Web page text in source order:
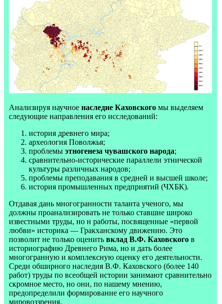
Анализируя научное наследие Каховского мы выделяем
следующие направления его исследований:
история древнего мира;
археология Поволжья;
проблемы этногенеза чувашского народа;
сравнительно-исторические параллели этнической
культуры различных народов;
проблемы преподавания в средней и высшей школе;
история промышленных предприятий (ЧХБК).
Отдавая дань многогранности таланта ученого, мы
должны проанализировать не только ставшие широко
известными труды, но н работы, посвященные «первой
любви» историка — Гракханскому движению. Это
позволит не только оценить вклад В.Ф. Каховского в
историографию Древнего Рима, но и дать более
многогранную и комплексную оценку его деятельности.
Среди обширного наследия В.Ф. Каховского (более 140
работ) труды по всеобщей истории занимают сравнительно
скромное место, но они, по нашему мнению,
предопределили формирование его научного
мировоззрения.